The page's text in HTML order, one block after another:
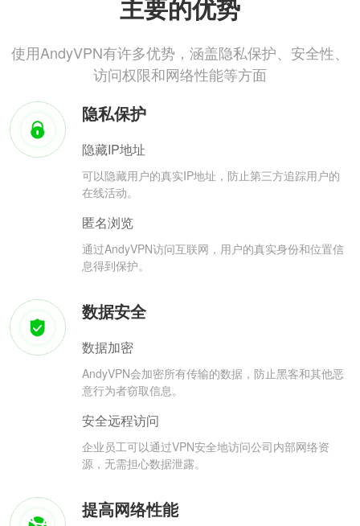
主要的优势
使用AndyVPN有许多优势，涵盖隐私保护、安全性、
访问权限和网络性能等方面
隐私保护
隐藏IP地址
可以隐藏用户的真实IP地址，防止第三方追踪用户的
在线活动。
匿名浏览
通过AndyVPN访问互联网，用户的真实身份和位置信
息得到保护。
数据安全
数据加密
AndyVPN会加密所有传输的数据，防止黑客和其他恶
意行为者窃取信息。
安全远程访问
企业员工可以通过VPN安全地访问公司内部网络资
源，无需担心数据泄露。
提高网络性能